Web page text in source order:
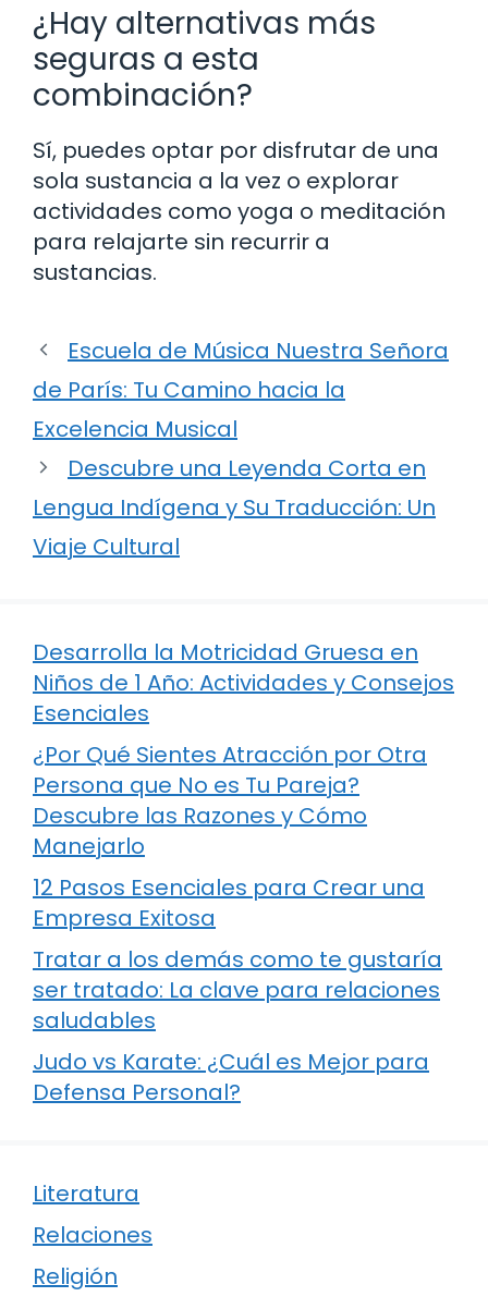
¿Hay alternativas más
seguras a esta
combinación?
Sí, puedes optar por disfrutar de una
sola sustancia a la vez o explorar
actividades como yoga o meditación
para relajarte sin recurrir a
sustancias.
Escuela de Música Nuestra Señora
de París: Tu Camino hacia la
Excelencia Musical
Descubre una Leyenda Corta en
Lengua Indígena y Su Traducción: Un
Viaje Cultural
Desarrolla la Motricidad Gruesa en
Niños de 1 Año: Actividades y Consejos
Esenciales
¿Por Qué Sientes Atracción por Otra
Persona que No es Tu Pareja?
Descubre las Razones y Cómo
Manejarlo
12 Pasos Esenciales para Crear una
Empresa Exitosa
Tratar a los demás como te gustaría
ser tratado: La clave para relaciones
saludables
Judo vs Karate: ¿Cuál es Mejor para
Defensa Personal?
Literatura
Relaciones
Religión